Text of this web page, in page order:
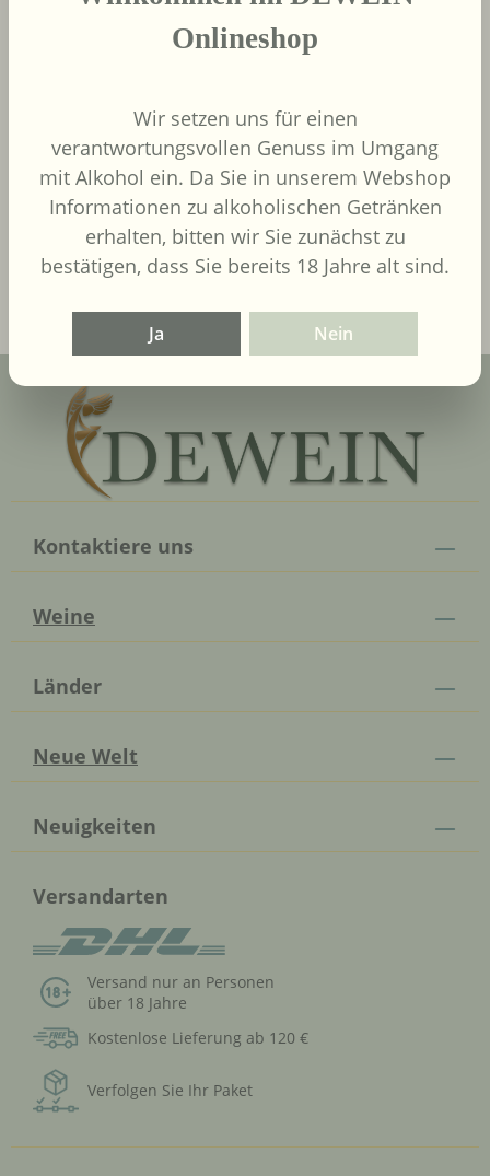
Regulärer Preis:
9,00 €
Inhalt:
(12,00 € / 1
Liter)UVP9,90 €
In den Warenkorb
Kontaktiere uns
Weine
Länder
Neue Welt
Neuigkeiten
Versandarten
Versand nur an Personen
über 18 Jahre
Kostenlose Lieferung ab 120 €
Verfolgen Sie Ihr Paket
Onlineshop
Wir setzen uns für einen
verantwortungsvollen Genuss im Umgang
mit Alkohol ein. Da Sie in unserem Webshop
Informationen zu alkoholischen Getränken
erhalten, bitten wir Sie zunächst zu
bestätigen, dass Sie bereits 18 Jahre alt sind.
Ja Nein